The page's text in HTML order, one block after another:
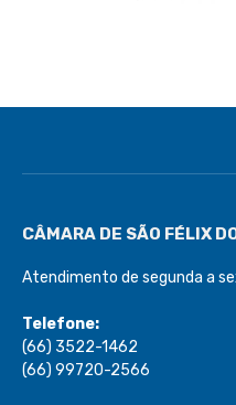
CÂMARA DE SÃO FÉLIX
Atendimento de segunda a
Telefone:
(66) 3522-1462
(66) 99720-2566